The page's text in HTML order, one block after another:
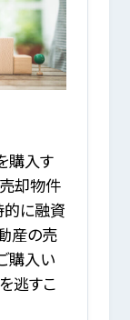
購入す
却物件
的に融資
産の売
購入い
逃すこ